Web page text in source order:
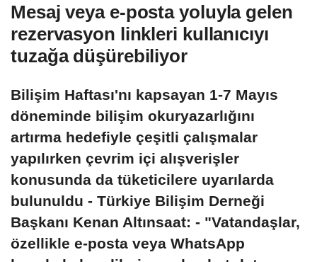
Mesaj veya e-posta yoluyla gelen
rezervasyon linkleri kullanıcıyı
tuzağa düşürebiliyor
Bilişim Haftası'nı kapsayan 1-7 Mayıs
döneminde bilişim okuryazarlığını
artırma hedefiyle çeşitli çalışmalar
yapılırken çevrim içi alışverişler
konusunda da tüketicilere uyarılarda
bulunuldu - Türkiye Bilişim Derneği
Başkanı Kenan Altınsaat: - "Vatandaşlar,
özellikle e-posta veya WhatsApp